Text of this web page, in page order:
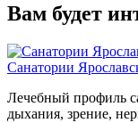
Вам будет
Санатории
Лечебный профиль
дыхания, зрение,